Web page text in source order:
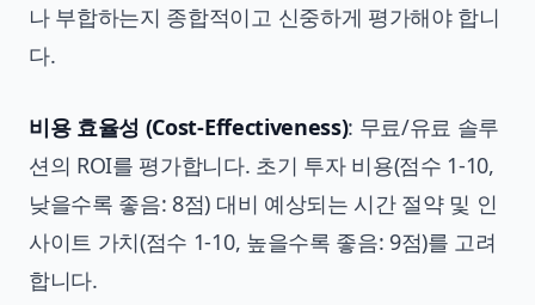
나 부합하는지 종합적이고 신중하게 평가해야 합니
다.
비용 효율성 (Cost-Effectiveness): 무료/유료 솔루
션의 ROI를 평가합니다. 초기 투자 비용(점수 1-10,
낮을수록 좋음: 8점) 대비 예상되는 시간 절약 및 인
사이트 가치(점수 1-10, 높을수록 좋음: 9점)를 고려
합니다.